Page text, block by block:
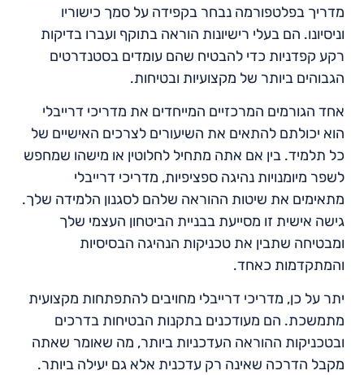
מדריך בפלטפורמה נבחר בקפידה על סמך כישוריו
וניסיונו. הם בעלי רישיונות הוראה בתוקף ועברו בדיקות
רקע קפדניות כדי להבטיח שהם עומדים בסטנדרטים
הגבוהים ביותר של מקצועיות ובטיחות.
אחד הגורמים המרכזיים המייחדים את מדריכי דרייבלי
הוא יכולתם להתאים את השיעורים לצרכים האישיים של
כל תלמיד. בין אם אתה מתחיל לחלוטין או מישהו שמחפש
לשפר מיומנויות נהיגה ספציפיות, מדריכי דרייבלי
מתאימים את שיטות ההוראה שלהם לסגנון הלמידה שלך.
גישה אישית זו מסייעת בבניית הביטחון העצמי שלך
ומבטיחה שתבין את טכניקות הנהיגה הבסיסיות
והמתקדמות כאחד.
יתר על כן, מדריכי דרייבלי מחויבים להתפתחות מקצועית
מתמשכת. הם מעודכנים בתקנות הבטיחות בדרכים
ובטכניקות ההוראה העדכניות ביותר, מה שאומר שאתה
מקבל הדרכה שאינה רק עדכנית אלא גם יעילה ביותר.